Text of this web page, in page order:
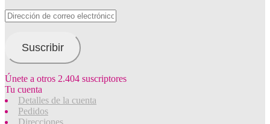
Dirección
de
electrónico
Suscribir
Únete a otros 2.404 suscriptores
Tu cuenta
Detalles de la cuenta
Pedidos
Direcciones